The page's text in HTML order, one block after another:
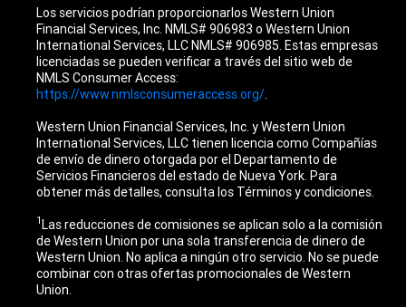
Los servicios podrían proporcionarlos Western Union
Financial Services, Inc. NMLS# 906983 o Western Union
International Services, LLC NMLS# 906985. Estas empresas
licenciadas se pueden verificar a través del sitio web de
NMLS Consumer Access:
https://www.nmlsconsumeraccess.org/.
Western Union Financial Services, Inc. y Western Union
International Services, LLC tienen licencia como Compañías
de envío de dinero otorgada por el Departamento de
Servicios Financieros del estado de Nueva York. Para
obtener más detalles, consulta los Términos y condiciones.
1Las reducciones de comisiones se aplican solo a la comisión
de Western Union por una sola transferencia de dinero de
Western Union. No aplica a ningún otro servicio. No se puede
combinar con otras ofertas promocionales de Western
Union.